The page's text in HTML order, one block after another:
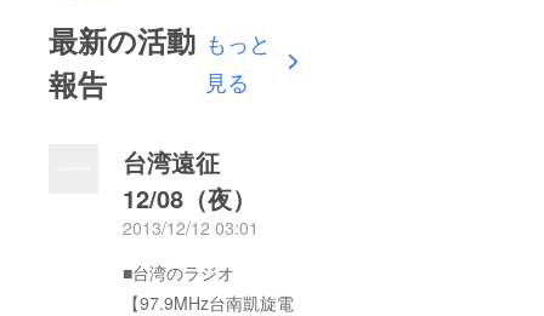
最新の活動
報告
もっと
見る
台湾遠征
12/08（夜）
2013/12/12 03:01
■台湾のラジオ
【97.9MHz台南凱旋電